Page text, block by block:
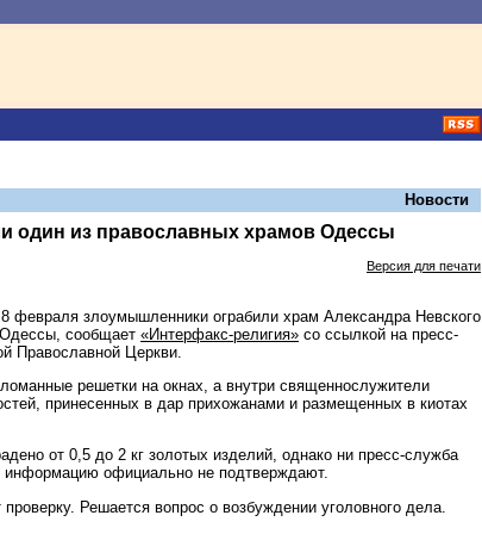
Новости
один из православных храмов Одессы
Версия для печати
февраля злоумышленники ограбили храм Александра Невского
Одессы, сообщает «Интерфакс-религия» со ссылкой на пресс-
Православной Церкви.
решетки на окнах, а внутри священнослужители
принесенных в дар прихожанами и размещенных в киотах
от 0,5 до 2 кг золотых изделий, однако ни пресс-служба
информацию официально не подтверждают.
Решается вопрос о возбуждении уголовного дела.